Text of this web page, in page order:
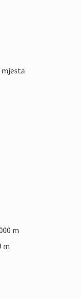
mjesta
m
m